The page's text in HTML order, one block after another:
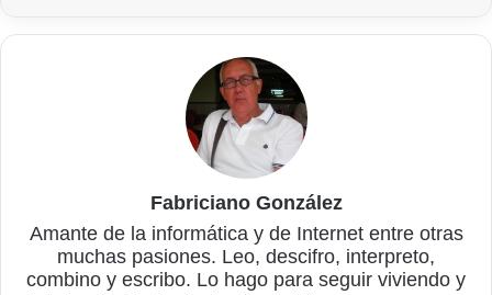
Fabriciano González
Amante de la informática y de Internet entre otras
muchas pasiones. Leo, descifro, interpreto,
combino y escribo. Lo hago para seguir viviendo y